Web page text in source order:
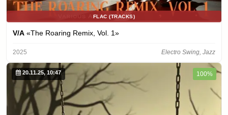
FLAC (TRACKS)
V/A «The Roaring Remix, Vol. 1»
2025 Electro Swing, Jazz
20.11.25, 10:47 100%